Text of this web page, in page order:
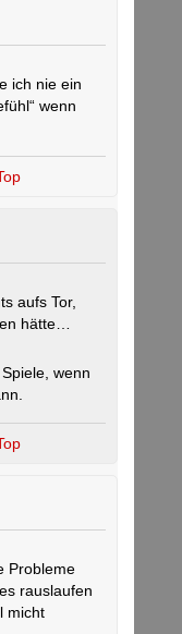
ich nie ein
wenn
aufs Tor,
hätte…
wenn
Probleme
rauslaufen
micht